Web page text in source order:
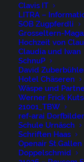
Clavis IT
LITRA –
SOB Zugpferdli
Grosseltern-
Hochzeit von
Claudia und Iwan
SchnuP
David
Hotel Chäseren
Wäspe und
Werner Frick
21001_TBW
ref-arai Dorfbilder
Schule Urnäsch
Schriften Haas
Openair St.Gallen
Doppelschmid
René Niederer
Nürigstrasse 4
CH 9107 Urnäsch
Switzerland
Phone: +41 79 262